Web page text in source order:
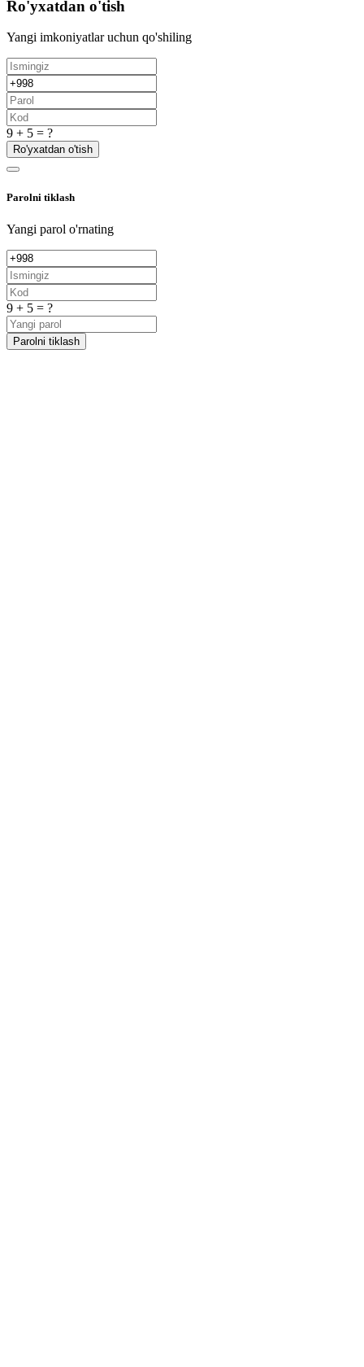
Ro'yxatdan o'tish
Yangi imkoniyatlar uchun qo'shiling
9 + 5 = ?
Ro'yxatdan o'tish
Parolni tiklash
Yangi parol o'rnating
9 + 5 = ?
Parolni tiklash